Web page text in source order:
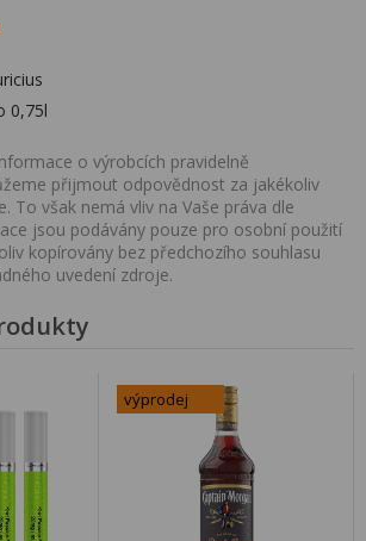
0,75l
o výrobcích pravidelně
přijmout odpovědnost za jakékoliv
To však nemá vliv na Vaše práva dle
jsou podávány pouze pro osobní použití
kopírovány bez předchozího souhlasu
uvedení zdroje.
výprodej